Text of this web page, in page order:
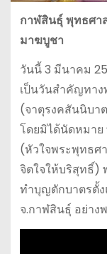
กาฬสินธุ์ พุทธศ
มาฆบูชา
วันนี้ 3 มีนาคม
เป็นวันสำคัญทาง
(จาตุรงคสันนิบา
โดยมิได้นัดหมาย
(หัวใจพระพุทธศ
จิตใจให้บริสุทธิ์)
ทำบุญตักบาตรตั้ง
จ.กาฬสินธุ์ อย่าง